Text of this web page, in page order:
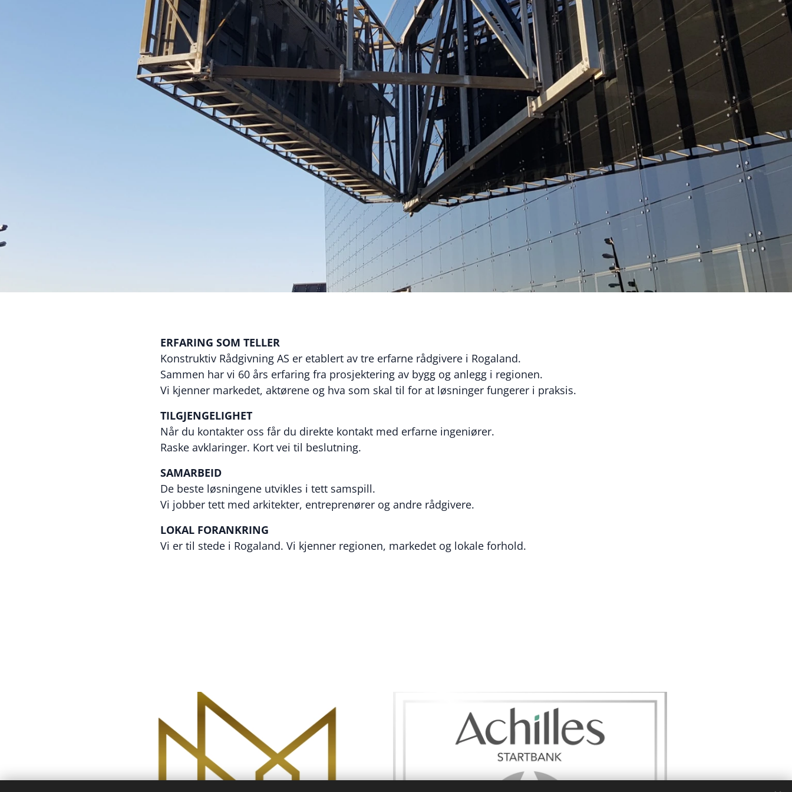
ERFARING SOM TELLER
Konstruktiv Rådgivning AS er etablert av tre erfarne rådgivere i Rogaland.
Sammen har vi 60 års erfaring fra prosjektering av bygg og anlegg i regionen.
Vi kjenner markedet, aktørene og hva som skal til for at løsninger fungerer i praksis.
TILGJENGELIGHET
Når du kontakter oss får du direkte kontakt med erfarne ingeniører.
Raske avklaringer. Kort vei til beslutning.
SAMARBEID
De beste løsningene utvikles i tett samspill.
Vi jobber tett med arkitekter, entreprenører og andre rådgivere.
LOKAL FORANKRING
Vi er til stede i Rogaland. Vi kjenner regionen, markedet og lokale forhold.